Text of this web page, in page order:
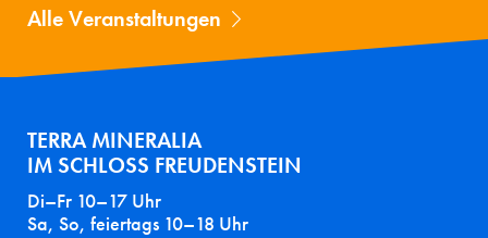
Alle Veranstaltungen
TERRA MINERALIA
IM SCHLOSS FREUDENSTEIN
Di–Fr 10–17 Uhr
Sa, So, feiertags 10–18 Uhr